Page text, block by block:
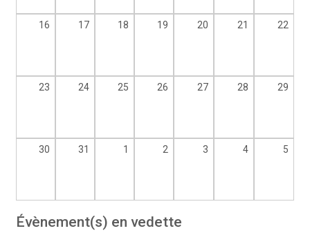
16 17 18 19 20 21 22
23 24 25 26 27 28 29
30 31 1 2 3 4 5
Évènement(s) en vedette